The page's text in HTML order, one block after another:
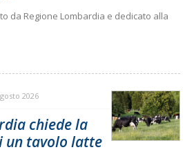
da Regione Lombardia e dedicato alla
2026
chiede la
un tavolo latte